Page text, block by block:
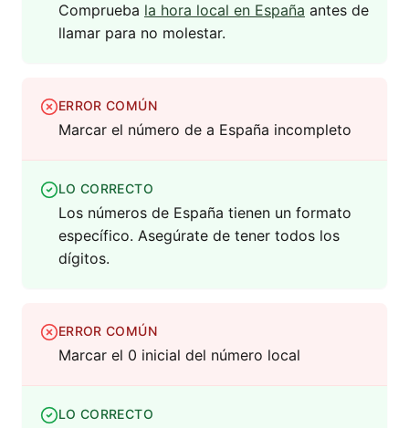
Comprueba la hora local en España antes de
llamar para no molestar.
ERROR COMÚN
Marcar el número de a España incompleto
LO CORRECTO
Los números de España tienen un formato
específico. Asegúrate de tener todos los
dígitos.
ERROR COMÚN
Marcar el 0 inicial del número local
LO CORRECTO